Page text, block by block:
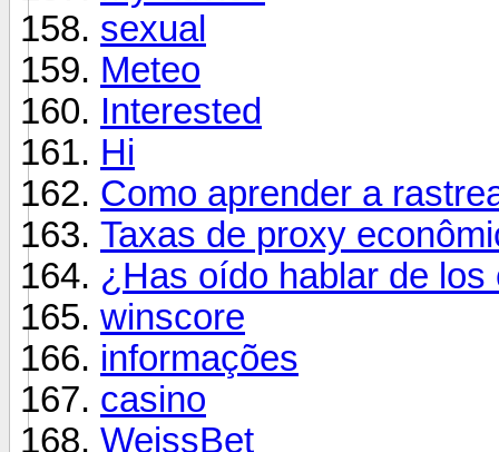
sexual
Meteo
Interested
Hi
Como aprender a
Taxas de proxy
¿Has oído hablar de
winscore
informações
casino
WeissBet